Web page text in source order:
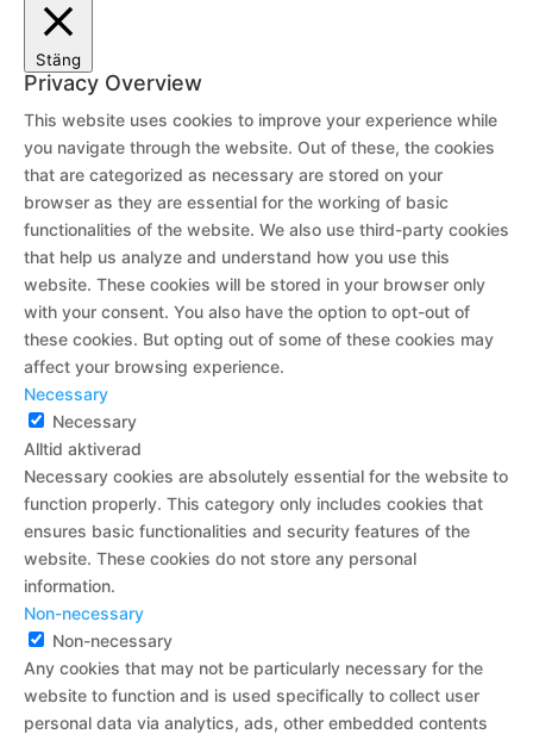
Stäng
Privacy Overview
This website uses cookies to improve your experience while
you navigate through the website. Out of these, the cookies
that are categorized as necessary are stored on your
browser as they are essential for the working of basic
functionalities of the website. We also use third-party cookies
that help us analyze and understand how you use this
website. These cookies will be stored in your browser only
with your consent. You also have the option to opt-out of
these cookies. But opting out of some of these cookies may
affect your browsing experience.
Necessary
Necessary
Alltid aktiverad
Necessary cookies are absolutely essential for the website to
function properly. This category only includes cookies that
ensures basic functionalities and security features of the
website. These cookies do not store any personal
information.
Non-necessary
Non-necessary
Any cookies that may not be particularly necessary for the
website to function and is used specifically to collect user
personal data via analytics, ads, other embedded contents